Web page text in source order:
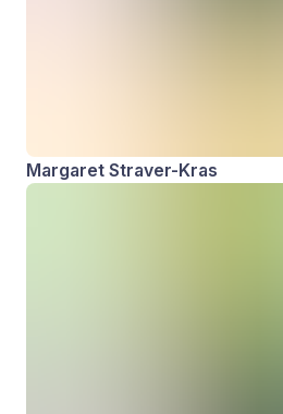
Margaret Straver-Kras